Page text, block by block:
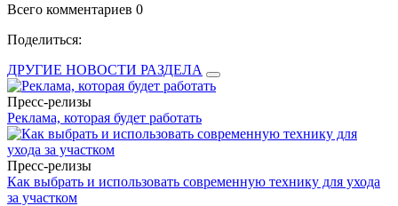
Всего комментариев 0
Поделиться:
ДРУГИЕ НОВОСТИ РАЗДЕЛА
Пресс-релизы
Реклама, которая будет работать
Пресс-релизы
Как выбрать и использовать современную технику для ухода
за участком